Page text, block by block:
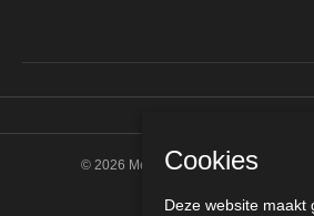
© 2026 Meurs Bouw Venlo |Powered
Cookies
Deze website maakt